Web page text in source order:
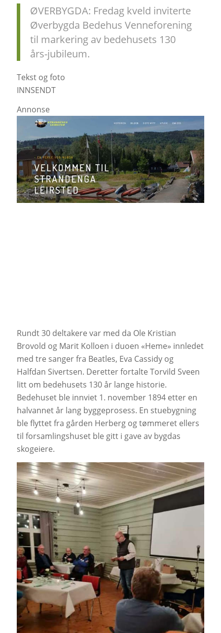
ØVERBYGDA: Fredag kveld inviterte
Øverbygda Bedehus Venneforening
til markering av bedehusets 130
års-jubileum.
Tekst og foto
INNSENDT
Annonse
Rundt 30 deltakere var med da Ole Kristian
Brovold og Marit Kolloen i duoen «Heme» innledet
med tre sanger fra Beatles, Eva Cassidy og
Halfdan Sivertsen. Deretter fortalte Torvild Sveen
litt om bedehusets 130 år lange historie.
Bedehuset ble innviet 1. november 1894 etter en
halvannet år lang byggeprosess. En stuebygning
ble flyttet fra gården Herberg og tømmeret ellers
til forsamlingshuset ble gitt i gave av bygdas
skogeiere.